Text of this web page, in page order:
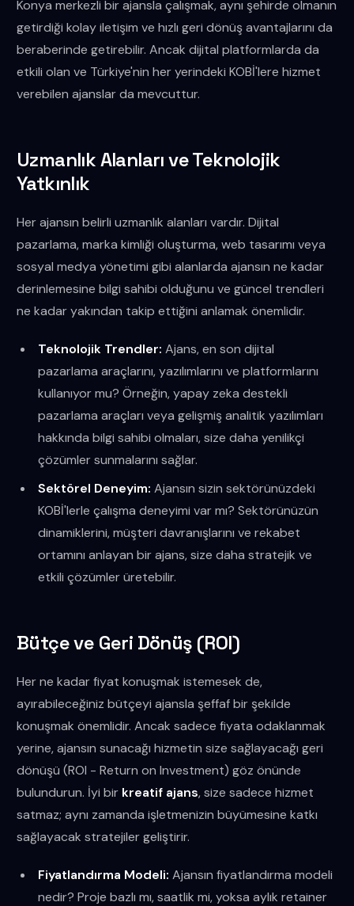
Konya merkezli bir ajansla çalışmak, aynı şehirde olmanın
getirdiği kolay iletişim ve hızlı geri dönüş avantajlarını da
beraberinde getirebilir. Ancak dijital platformlarda da
etkili olan ve Türkiye'nin her yerindeki KOBİ'lere hizmet
verebilen ajanslar da mevcuttur.
Uzmanlık Alanları ve Teknolojik
Yatkınlık
Her ajansın belirli uzmanlık alanları vardır. Dijital
pazarlama, marka kimliği oluşturma, web tasarımı veya
sosyal medya yönetimi gibi alanlarda ajansın ne kadar
derinlemesine bilgi sahibi olduğunu ve güncel trendleri
ne kadar yakından takip ettiğini anlamak önemlidir.
Teknolojik Trendler: Ajans, en son dijital
pazarlama araçlarını, yazılımlarını ve platformlarını
kullanıyor mu? Örneğin, yapay zeka destekli
pazarlama araçları veya gelişmiş analitik yazılımları
hakkında bilgi sahibi olmaları, size daha yenilikçi
çözümler sunmalarını sağlar.
Sektörel Deneyim: Ajansın sizin sektörünüzdeki
KOBİ'lerle çalışma deneyimi var mı? Sektörünüzün
dinamiklerini, müşteri davranışlarını ve rekabet
ortamını anlayan bir ajans, size daha stratejik ve
etkili çözümler üretebilir.
Bütçe ve Geri Dönüş (ROI)
Her ne kadar fiyat konuşmak istemesek de,
ayırabileceğiniz bütçeyi ajansla şeffaf bir şekilde
konuşmak önemlidir. Ancak sadece fiyata odaklanmak
yerine, ajansın sunacağı hizmetin size sağlayacağı geri
dönüşü (ROI - Return on Investment) göz önünde
bulundurun. İyi bir kreatif ajans, size sadece hizmet
satmaz; aynı zamanda işletmenizin büyümesine katkı
sağlayacak stratejiler geliştirir.
Fiyatlandırma Modeli: Ajansın fiyatlandırma modeli
nedir? Proje bazlı mı, saatlik mi, yoksa aylık retainer